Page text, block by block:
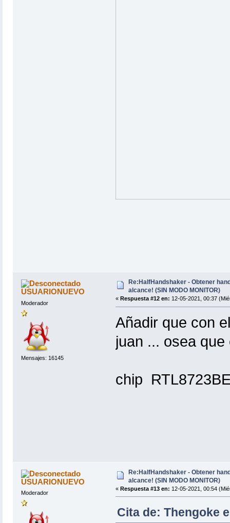
USUARIONUEVO
Moderador
Mensajes: 16145
Re:HalfHandshaker - Obtener
alcance! (SIN MODO MONITOR)
« Respuesta #12 en: 12-05-2021, 00:37
Añadir que con
juan ... osea
chip
USUARIONUEVO
Moderador
Re:HalfHandshaker - Obtener
alcance! (SIN MODO MONITOR)
« Respuesta #13 en: 12-05-2021, 00:54
Cita de: Thengoke